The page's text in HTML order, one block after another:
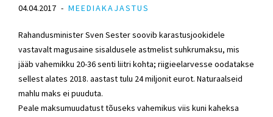
04.04.2017 MEEDIAKAJASTUS
Rahandusminister Sven Sester soovib karastusjookidele
vastavalt magusaine sisaldusele astmelist suhkrumaksu, mis
jääb vahemikku 20-36 senti liitri kohta; riigieelarvesse oodatakse
sellest alates 2018. aastast tulu 24 miljonit eurot. Naturaalseid
mahlu maks ei puuduta.
Peale maksumuudatust tõuseks vahemikus viis kuni kaheksa